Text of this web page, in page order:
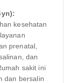
kesehatan
prenatal,
dan
sakit ini
dan bersalin